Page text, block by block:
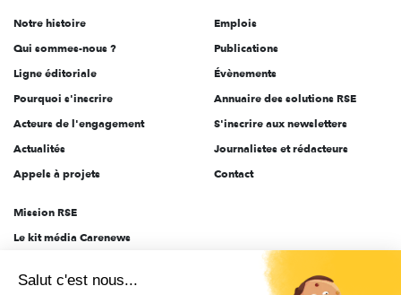
l'engagement
Notre histoire
Qui sommes-nous ?
Ligne éditoriale
Pourquoi s'inscrire
Acteurs de l'engagement
Actualités
Appels à projets
Emplois
Publications
Évènements
Annuaire des solutions RSE
S'inscrire aux newsletters
Journalistes et rédacteurs
Contact
Mission RSE
Le kit média Carenews
AEF info
Salut c'est nous...